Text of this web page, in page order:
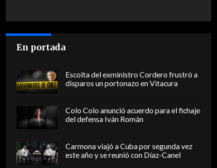
En portada
Escolta del exministro Cordero frustró a
disparos un portonazo en Vitacura
Colo Colo anunció acuerdo para el fichaje
del defensa Iván Román
Carmona viajó a Cuba por segunda vez
este año y se reunió con Díaz-Canel